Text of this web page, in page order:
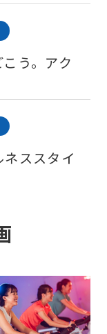
う。アク
ススタイ